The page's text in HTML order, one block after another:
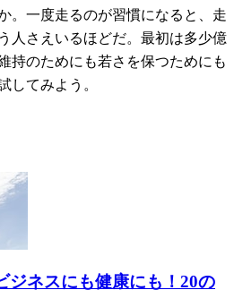
。一度走るのが習慣になると、走
人さえいるほどだ。最初は多少億
持のためにも若さを保つためにも
してみよう。
ジネスにも健康にも！20の